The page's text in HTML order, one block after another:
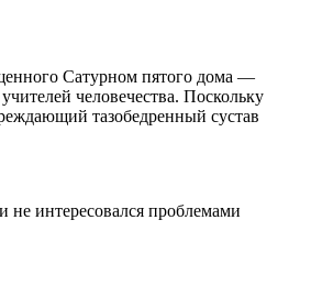
Сатурном пятого дома —
человечества. Поскольку
тазобедренный сустав
не интересовался проблемами